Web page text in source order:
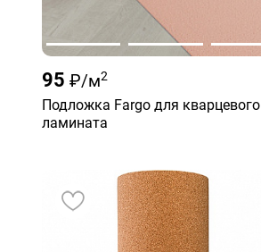
95 ₽/м2
Подложка Fargo для кварцевого
ламината